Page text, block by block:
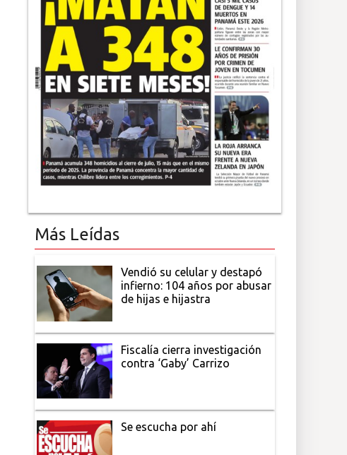
Más Leídas
Vendió su celular y destapó
infierno: 104 años por abusar
de hijas e hijastra
Fiscalía cierra investigación
contra ‘Gaby’ Carrizo
Se escucha por ahí